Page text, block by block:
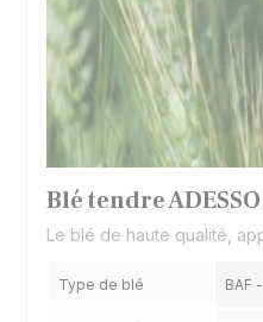
Blé tendre
Le blé de haute qualité,
Type de blé BAF